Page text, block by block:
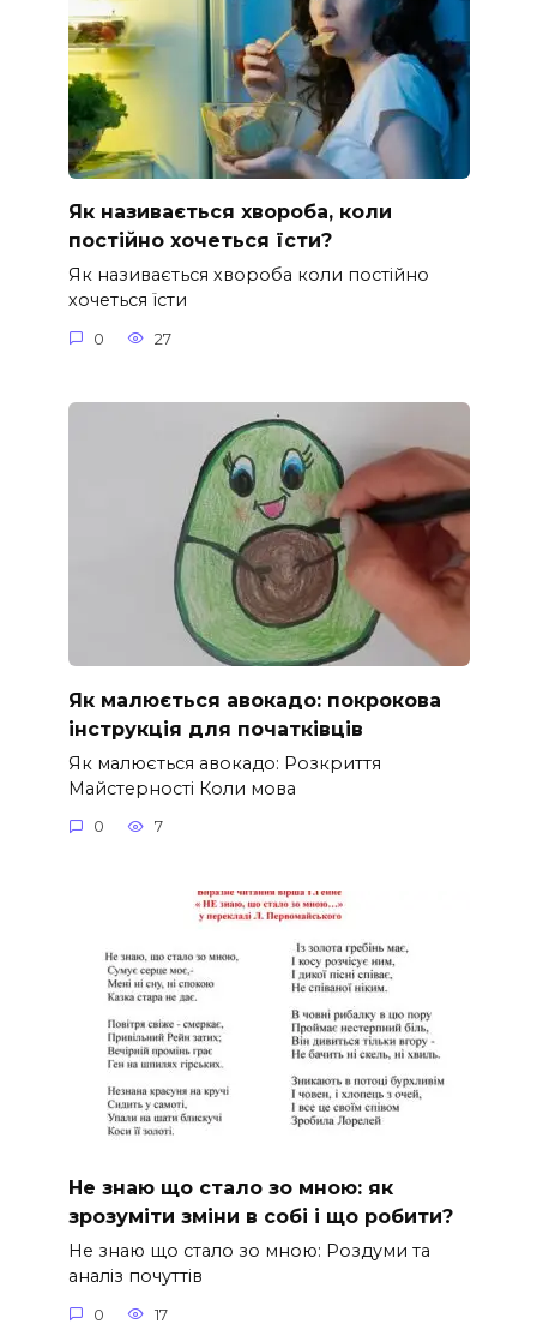
Як називається хвороба, коли
постійно хочеться їсти?
Як називається хвороба коли постійно
хочеться їсти
0 27
Як малюється авокадо: покрокова
інструкція для початківців
Як малюється авокадо: Розкриття
Майстерності Коли мова
0 7
Не знаю що стало зо мною: як
зрозуміти зміни в собі і що робити?
Не знаю що стало зо мною: Роздуми та
аналіз почуттів
0 17